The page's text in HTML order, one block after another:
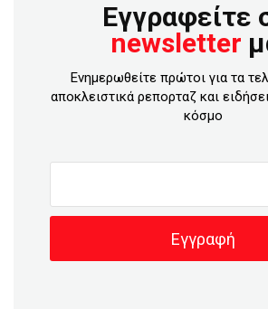
Εγγραφείτε
newsletter
Ενημερωθείτε πρώτοι για τα
αποκλειστικά ρεπορταζ και
κόσμο